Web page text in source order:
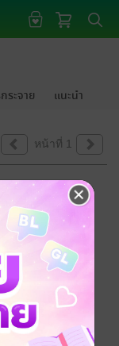
ระจาย แนะนำ
หน้าที่ 1
ค่ะ